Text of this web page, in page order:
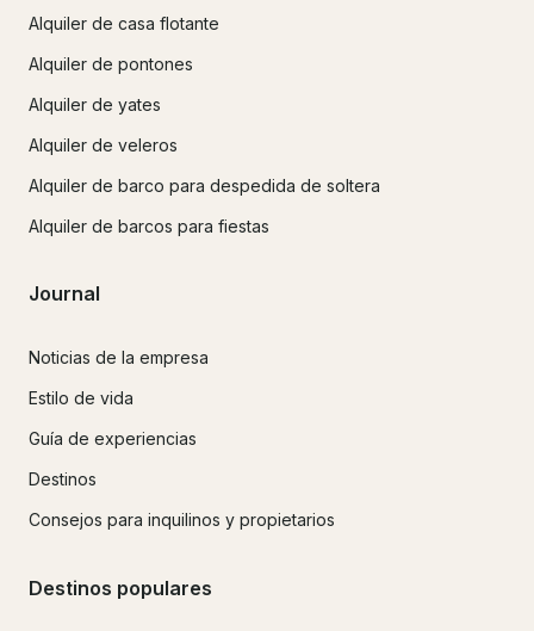
Alquiler de casa flotante
Alquiler de pontones
Alquiler de yates
Alquiler de veleros
Alquiler de barco para despedida de soltera
Alquiler de barcos para fiestas
Journal
Noticias de la empresa
Estilo de vida
Guía de experiencias
Destinos
Consejos para inquilinos y propietarios
Destinos populares